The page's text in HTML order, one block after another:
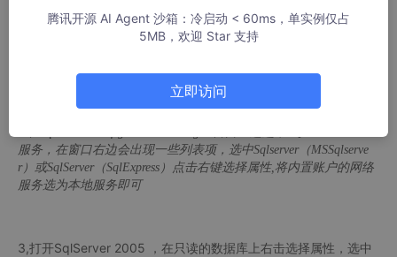
服务，在窗口右边会出现一些列表项，选中Sqlserver（MSSqlserve
r）或SqlServer（SqlExpress）点击右键选择属性,将内置账户的网络
服务选为本地服务即可
3,打开SqlServer 2005 ，在只读的数据库上右击选择属性，选中
腾讯开源 AI Agent 沙箱：冷启动 < 60ms，单实例仅占
5MB，欢迎 Star 支持
立即访问